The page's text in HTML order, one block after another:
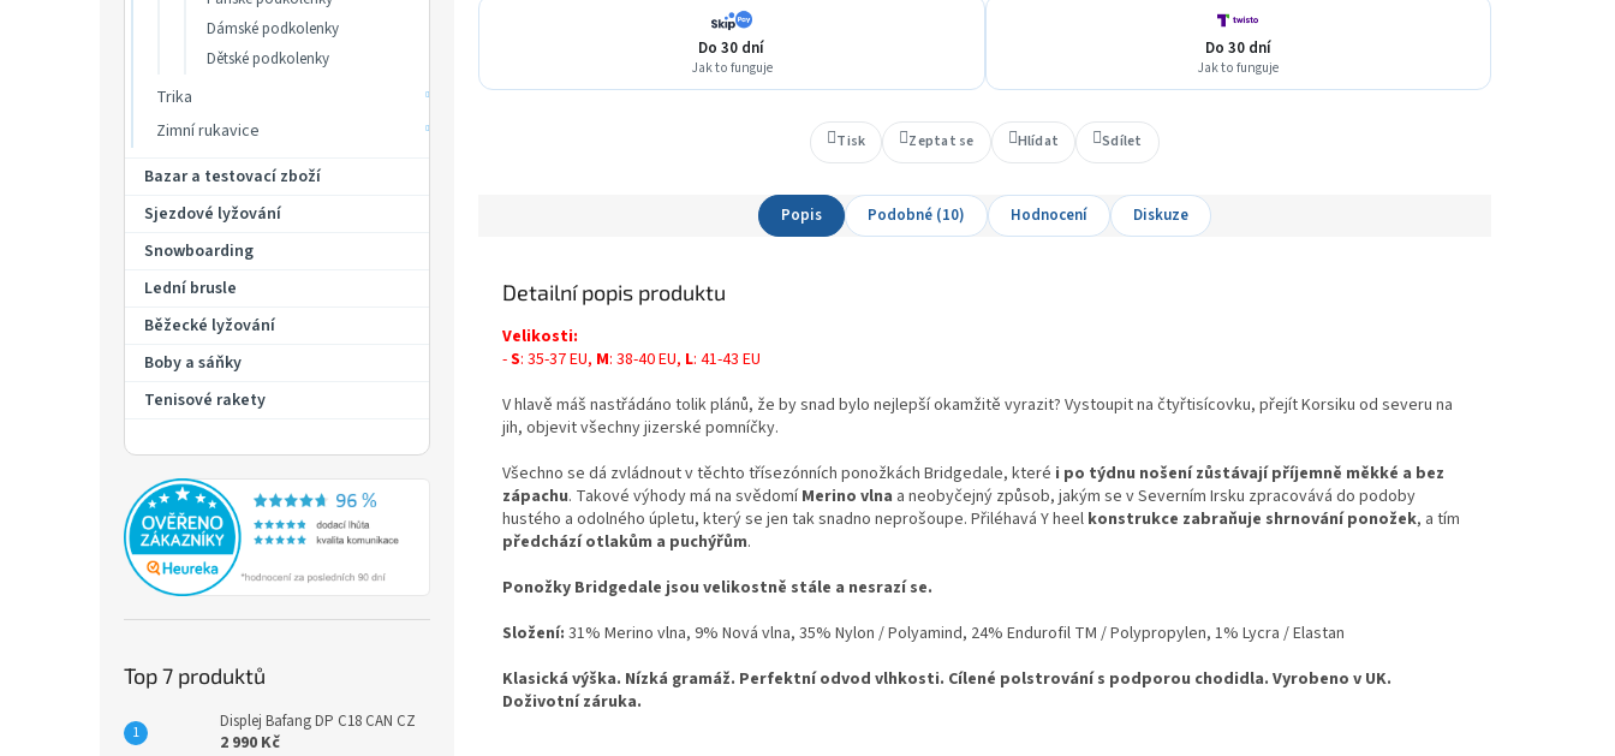
Dámské podkolenky
Dětské podkolenky
Trika
Zimní rukavice
Bazar a testovací zboží
Sjezdové lyžování
Snowboarding
Lední brusle
Běžecké lyžování
Boby a sáňky
Tenisové rakety
Top 7 produktů
Displej Bafang DP C18 CAN CZ
2 990 Kč
Do 30 dní
Jak to funguje
Do 30 dní
Jak to funguje
Tisk Zeptat se Hlídat Sdílet
Popis Podobné (10) Hodnocení Diskuze
Detailní popis produktu
Velikosti:
-S: 35-37 EU, M: 38-40 EU, L: 41-43 EU
V hlavě máš nastřádáno tolik plánů, že by snad bylo nejlepší okamžitě vyrazit? Vystoupit na čtyřtisícovku, přejít Korsiku od severu na
jih, objevit všechny jizerské pomníčky.
Všechno se dá zvládnout v těchto třísezónních ponožkách Bridgedale, které i po týdnu nošení zůstávají příjemně měkké a bez
zápachu. Takové výhody má na svědomíMerino vlna a neobyčejný způsob, jakým se v Severním Irsku zpracovává do podoby
hustého a odolného úpletu, který se jen tak snadno neprošoupe. Přiléhavá Y heel konstrukce zabraňuje shrnování ponožek, a tím
předchází otlakům a puchýřům.
Ponožky Bridgedale jsou velikostně stále a nesrazí se.
Složení: 31% Merino vlna, 9% Nová vlna, 35% Nylon / Polyamind, 24% Endurofil TM / Polypropylen, 1% Lycra / Elastan
Klasická výška. Nízká gramáž. Perfektní odvod vlhkosti. Cílené polstrování s podporou chodidla. Vyrobeno v UK.
Doživotní záruka.